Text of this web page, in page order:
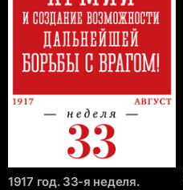
1917 год. 33-я неделя.